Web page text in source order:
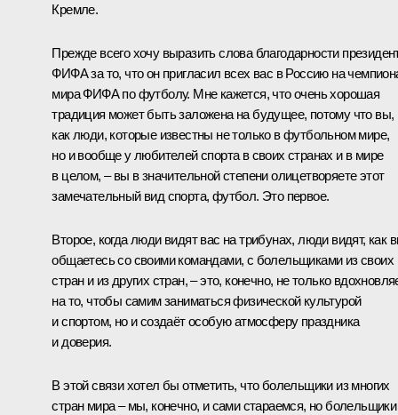
Кремле.
Прежде всего хочу выразить слова благодарности
ФИФА за то, что он пригласил всех вас в Россию на
мира ФИФА по футболу. Мне кажется, что очень хорошая
традиция может быть заложена на будущее, потому что вы,
как люди, которые известны не только в футбольном мире,
но и вообще у любителей спорта в своих странах и в мире
в целом, – вы в значительной степени олицетворяете этот
замечательный вид спорта, футбол. Это первое.
Второе, когда люди видят вас на трибунах, люди видят, как
общаетесь со своими командами, с болельщиками из своих
стран и из других стран, – это, конечно, не только
на то, чтобы самим заниматься физической культурой
и спортом, но и создаёт особую атмосферу праздника
и доверия.
В этой связи хотел бы отметить, что болельщики из многих
стран мира – мы, конечно, и сами стараемся, но болельщики